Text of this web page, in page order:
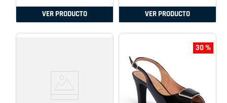
VER PRODUCTO VER PRODUCTO
30 %